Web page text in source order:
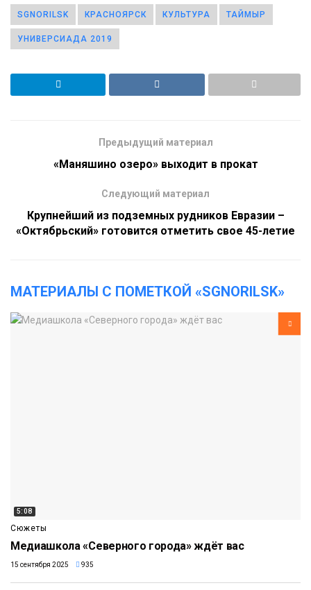
SGNORILSK КРАСНОЯРСК КУЛЬТУРА ТАЙМЫР
УНИВЕРСИАДА 2019
Предыдущий материал
«Маняшино озеро» выходит в прокат
Следующий материал
Крупнейший из подземных рудников Евразии –
«Октябрьский» готовится отметить свое 45-летие
МАТЕРИАЛЫ С ПОМЕТКОЙ «SGNORILSK»
5:08
Сюжеты
Медиашкола «Северного города» ждёт вас
15 сентября 2025 935
2:36